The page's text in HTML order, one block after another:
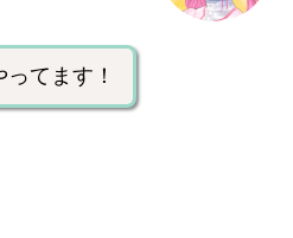
てます！